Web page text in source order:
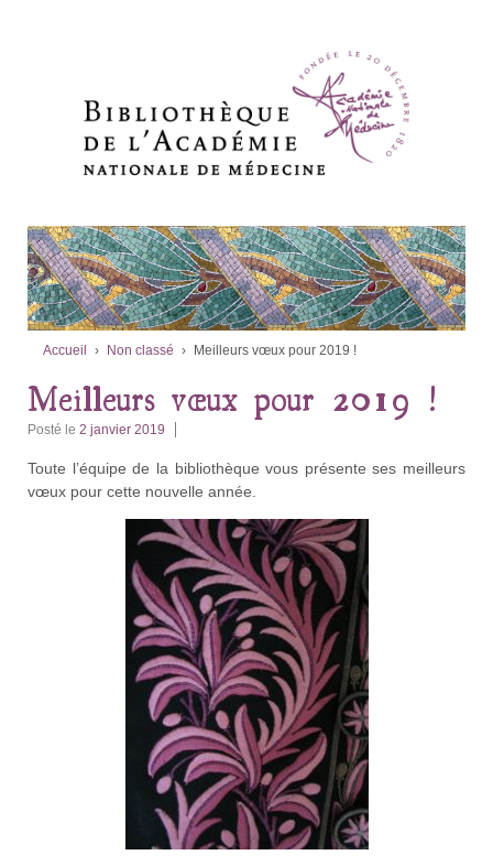
Accueil › Non classé › Meilleurs vœux pour 2019 !
Meilleurs vœux pour 2019 !
Posté le 2 janvier 2019
Toute l’équipe de la bibliothèque vous présente ses meilleurs
vœux pour cette nouvelle année.